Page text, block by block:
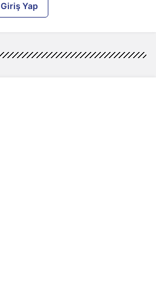
Giriş Yap